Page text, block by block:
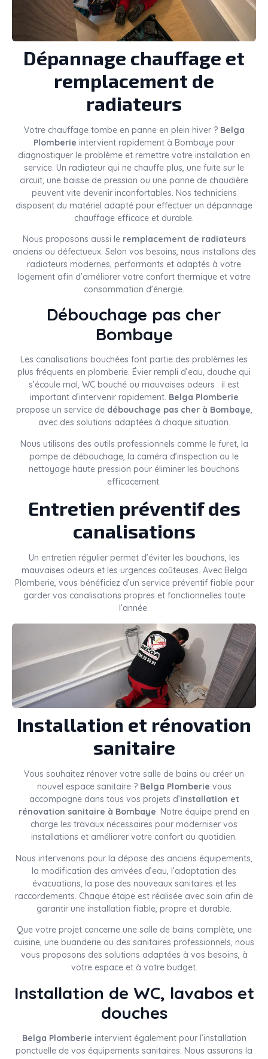
Dépannage chauffage et
remplacement de
radiateurs
Votre chauffage tombe en panne en plein hiver ? Belga
Plomberie intervient rapidement à Bombaye pour
diagnostiquer le problème et remettre votre installation en
service. Un radiateur qui ne chauffe plus, une fuite sur le
circuit, une baisse de pression ou une panne de chaudière
peuvent vite devenir inconfortables. Nos techniciens
disposent du matériel adapté pour effectuer un dépannage
chauffage efficace et durable.
Nous proposons aussi le remplacement de radiateurs
anciens ou défectueux. Selon vos besoins, nous installons des
radiateurs modernes, performants et adaptés à votre
logement afin d’améliorer votre confort thermique et votre
consommation d’énergie.
Débouchage pas cher
Bombaye
Les canalisations bouchées font partie des problèmes les
plus fréquents en plomberie. Évier rempli d’eau, douche qui
s’écoule mal, WC bouché ou mauvaises odeurs : il est
important d’intervenir rapidement. Belga Plomberie
propose un service de débouchage pas cher à Bombaye,
avec des solutions adaptées à chaque situation.
Nous utilisons des outils professionnels comme le furet, la
pompe de débouchage, la caméra d’inspection ou le
nettoyage haute pression pour éliminer les bouchons
efficacement.
Entretien préventif des
canalisations
Un entretien régulier permet d’éviter les bouchons, les
mauvaises odeurs et les urgences coûteuses. Avec Belga
Plomberie, vous bénéficiez d’un service préventif fiable pour
garder vos canalisations propres et fonctionnelles toute
l’année.
Installation et rénovation
sanitaire
Vous souhaitez rénover votre salle de bains ou créer un
nouvel espace sanitaire ? Belga Plomberie vous
accompagne dans tous vos projets d’installation et
rénovation sanitaire à Bombaye. Notre équipe prend en
charge les travaux nécessaires pour moderniser vos
installations et améliorer votre confort au quotidien.
Nous intervenons pour la dépose des anciens équipements,
la modification des arrivées d’eau, l’adaptation des
évacuations, la pose des nouveaux sanitaires et les
raccordements. Chaque étape est réalisée avec soin afin de
garantir une installation fiable, propre et durable.
Que votre projet concerne une salle de bains complète, une
cuisine, une buanderie ou des sanitaires professionnels, nous
vous proposons des solutions adaptées à vos besoins, à
votre espace et à votre budget.
Installation de WC, lavabos et
douches
Belga Plomberie intervient également pour l’installation
ponctuelle de vos équipements sanitaires. Nous assurons la